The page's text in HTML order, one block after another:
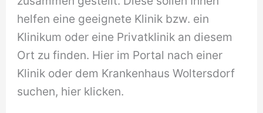
helfen eine geeignete Klinik bzw. ein
Klinikum oder eine Privatklinik an diesem
Ort zu finden. Hier im Portal nach einer
Klinik oder dem Krankenhaus Woltersdorf
suchen, hier klicken.